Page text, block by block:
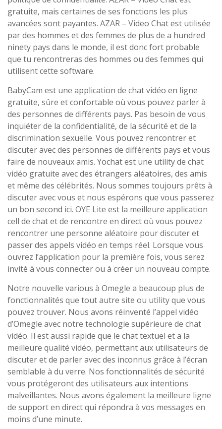
gratuite, mais certaines de ses fonctions les plus
avancées sont payantes. AZAR – Video Chat est utilisée
par des hommes et des femmes de plus de a hundred
ninety pays dans le monde, il est donc fort probable
que tu rencontreras des hommes ou des femmes qui
utilisent cette software.
BabyCam est une application de chat vidéo en ligne
gratuite, sûre et confortable où vous pouvez parler à
des personnes de différents pays. Pas besoin de vous
inquiéter de la confidentialité, de la sécurité et de la
discrimination sexuelle. Vous pouvez rencontrer et
discuter avec des personnes de différents pays et vous
faire de nouveaux amis. Yochat est une utility de chat
vidéo gratuite avec des étrangers aléatoires, des amis
et même des célébrités. Nous sommes toujours prêts à
discuter avec vous et nous espérons que vous passerez
un bon second ici. OYE Lite est la meilleure application
cell de chat et de rencontre en direct où vous pouvez
rencontrer une personne aléatoire pour discuter et
passer des appels vidéo en temps réel. Lorsque vous
ouvrez l’application pour la première fois, vous serez
invité à vous connecter ou à créer un nouveau compte.
Notre nouvelle various à Omegle a beaucoup plus de
fonctionnalités que tout autre site ou utility que vous
pouvez trouver. Nous avons réinventé l’appel vidéo
d’Omegle avec notre technologie supérieure de chat
vidéo. Il est aussi rapide que le chat textuel et a la
meilleure qualité vidéo, permettant aux utilisateurs de
discuter et de parler avec des inconnus grâce à l’écran
semblable à du verre. Nos fonctionnalités de sécurité
vous protégeront des utilisateurs aux intentions
malveillantes. Nous avons également la meilleure ligne
de support en direct qui répondra à vos messages en
moins d’une minute.